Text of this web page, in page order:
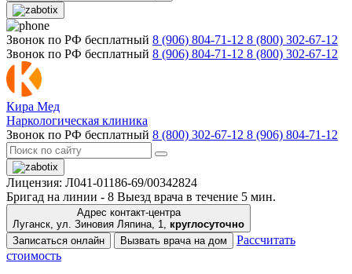
Звонок по РФ бесплатный 8 (906) 804-71-12 8 (800) 302-67-12
Звонок по РФ бесплатный 8 (906) 804-71-12 8 (800) 302-67-12
Кира Мед
Наркологическая клиника
Звонок по РФ бесплатный 8 (800) 302-67-12 8 (906) 804-71-12
Лицензия: Л041-01186-69/00342824
Бригад на линии - 8 Выезд врача в течение 5 мин.
Адрес контакт-центра
Луганск, ул. Зиновия Ляпина, 1, круглосуточно
Записаться онлайн
Вызвать врача на дом
Рассчитать
стоимость